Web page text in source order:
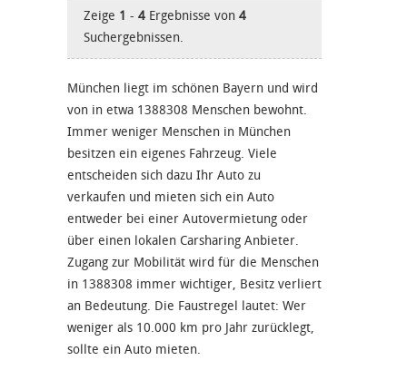
Zeige 1 - 4 Ergebnisse von 4
Suchergebnissen.
München liegt im schönen Bayern und wird
von in etwa 1388308 Menschen bewohnt.
Immer weniger Menschen in München
besitzen ein eigenes Fahrzeug. Viele
entscheiden sich dazu Ihr Auto zu
verkaufen und mieten sich ein Auto
entweder bei einer Autovermietung oder
über einen lokalen Carsharing Anbieter.
Zugang zur Mobilität wird für die Menschen
in 1388308 immer wichtiger, Besitz verliert
an Bedeutung. Die Faustregel lautet: Wer
weniger als 10.000 km pro Jahr zurücklegt,
sollte ein Auto mieten.